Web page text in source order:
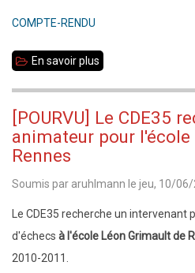
COMPTE-RENDU
En savoir plus
la
Commission
jeudi
24
[POURVU] Le CDE35
animateur pour
Rennes
Soumis par aruhlmann le jeu, 10/06/
Le CDE35 recherche un
d'échecs à l'école Léon Grimault de
2010-2011.